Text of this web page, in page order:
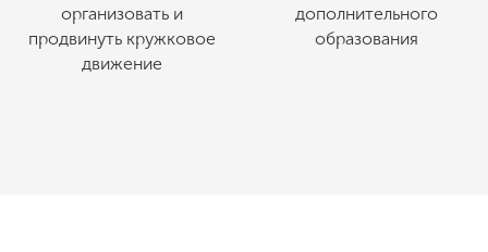
организовать и
продвинуть кружковое
движение
дополнительного
образования